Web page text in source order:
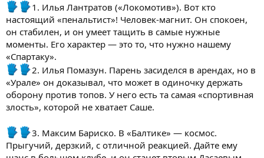
1. Илья Лантратов («Локомотив»). Вот кто
настоящий «пенальтист»! Человек-магнит. Он спокоен,
он стабилен, и он умеет тащить в самые нужные
моменты. Его характер — это то, что нужно нашему
«Спартаку».
2. Илья Помазун. Парень засиделся в арендах, но в
«Урале» он доказывал, что может в одиночку держать
оборону против топов. У него есть та самая «спортивная
злость», которой не хватает Саше.
3. Максим Бариско. В «Балтике» — космос.
Прыгучий, дерзкий, с отличной реакцией. Дайте ему